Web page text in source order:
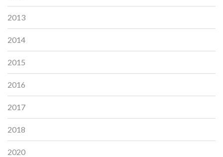
2013
2014
2015
2016
2017
2018
2020